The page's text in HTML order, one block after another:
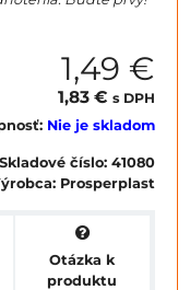
1,49 €
1,83 € s DPH
Nie je skladom
Skladové číslo: 41080
Prosperplast
Otázka k
produktu